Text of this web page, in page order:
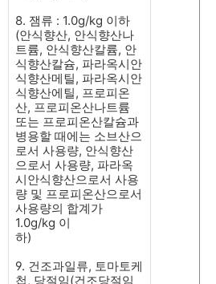
8. 잼류 : 1.0g/kg 이하
(안식향산, 안식향산나
트륨, 안식향산칼륨, 안
식향산칼슘, 파라옥시안
식향산메틸, 파라옥시안
식향산에틸, 프로피온
산, 프로피온산나트륨
또는 프로피온산칼슘과
병용할 때에는 소브산으
로서 사용량, 안식향산
으로서 사용량, 파라옥
시안식향산으로서 사용
량 및 프로피온산으로서
사용량의 합계가
1.0g/kg 이
하)
9. 건조과일류, 토마토케
첩, 당절임(건조당절임